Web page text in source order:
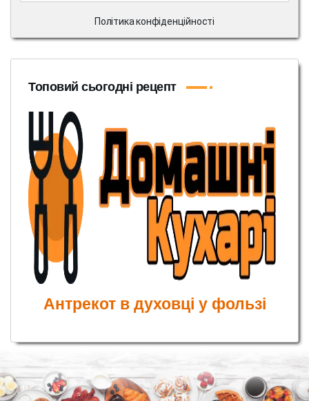
Політика конфіденційності
Топовий сьогодні рецепт
Антрекот в духовці у фользі